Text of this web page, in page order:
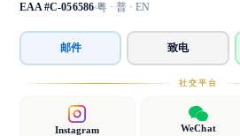
EAA #C-056586 粤 · 普 · EN
邮件 致电
社交平台
Instagram WeChat